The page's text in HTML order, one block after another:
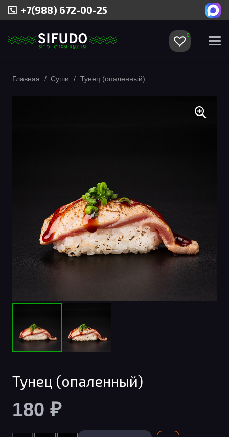
+7(988) 672-00-25
0
Главная / Суши / Тунец (опаленный)
Тунец (опаленный)
180 ₽